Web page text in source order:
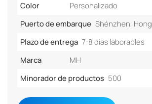
Color
Personalizado
Puerto de embarque Shénzhen,
Plazo de entrega 7-8 días laborables
Marca
MH
Minorador de productos 500